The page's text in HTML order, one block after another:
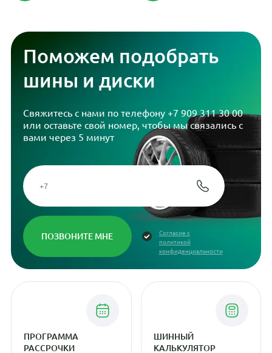
Поможем подобрать
шины и диски
Свяжитесь с нами по телефону +7 909 311 30 00
или оставьте свой номер, чтобы мы связались с
вами через 5 минут
Согласие с
политикой
конфиденциальности
ПРОГРАММА
РАССРОЧКИ
ШИННЫЙ
КАЛЬКУЛЯТОР